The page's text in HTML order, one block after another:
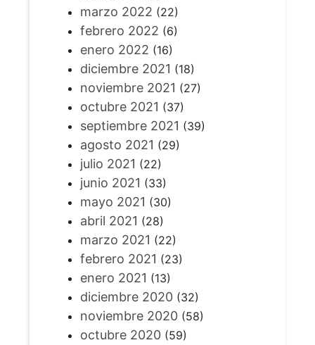
marzo 2022 (22)
febrero 2022 (6)
enero 2022 (16)
diciembre 2021 (18)
noviembre 2021 (27)
octubre 2021 (37)
septiembre 2021 (39)
agosto 2021 (29)
julio 2021 (22)
junio 2021 (33)
mayo 2021 (30)
abril 2021 (28)
marzo 2021 (22)
febrero 2021 (23)
enero 2021 (13)
diciembre 2020(32)
noviembre 2020(58)
octubre 2020(59)